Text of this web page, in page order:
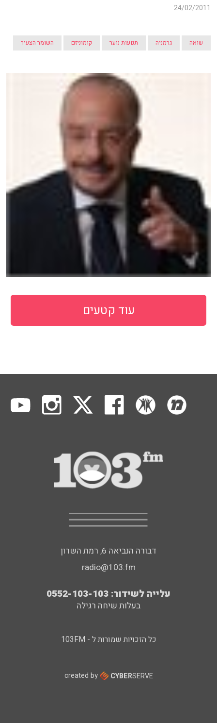
24/02/2011
שואה גרמניה תנועות נוער קומוניזם השומר הצעיר
עוד קטעים
דבורה הנביאה 6, רמת השרון
radio@103.fm
עלייה לשידור: 0552-103-103
בעלות שיחה רגילה
כל הזכויות שמורות ל - 103FM
created by CYBERSERVE